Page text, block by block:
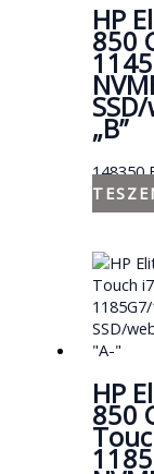
HP
850
„B”
148350
HP
850